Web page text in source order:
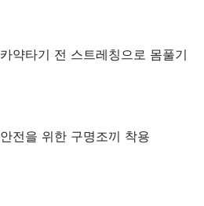
카약타기 전 스트레칭으로 몸풀기
안전을 위한 구명조끼 착용